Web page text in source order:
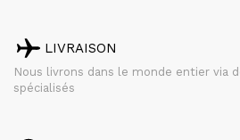
LIVRAISON
Nous livrons dans le monde entier via
spécialisés